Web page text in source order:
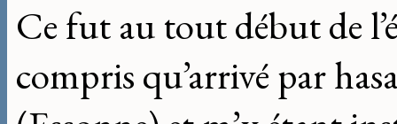
Ce fut au tout début de
compris qu’arrivé par